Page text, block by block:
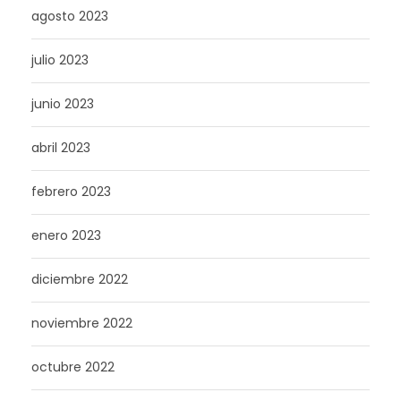
agosto 2023
julio 2023
junio 2023
abril 2023
febrero 2023
enero 2023
diciembre 2022
noviembre 2022
octubre 2022